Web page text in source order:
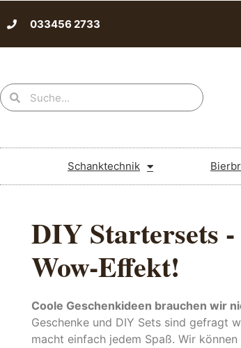
033456 2733
Schanktechnik
DIY Startersets
Wow-Effekt!
Coole Geschenkideen brauchen wir
Geschenke und DIY Sets sind gefragt
macht einfach jedem Spaß. Wir